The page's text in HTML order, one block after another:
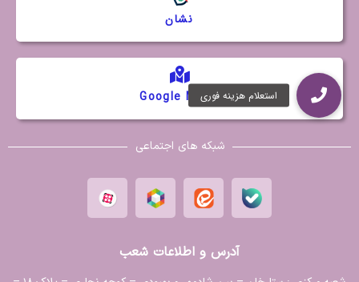
آدرس و اطلاعات شعب
Google Maps
نشان
شبکه های اجتماعی